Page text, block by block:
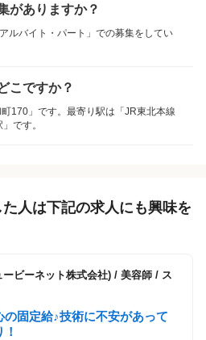
ュ 白河店
ト」を募集している店舗
がありますか？
ルバイト・パート」での募集をしてい
こですか？
170」です。最寄り駅は「JR東北本線
です。
人は下記の求人にも興味を
ビーネット株式会社) / 美容師 / ス
固定給♪技術に不安があって